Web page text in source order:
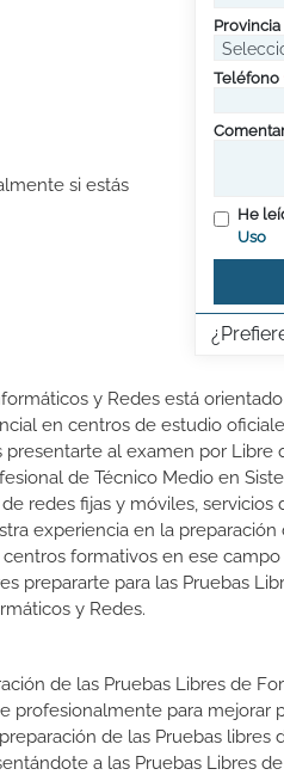
si estás
Provincia
Teléfono
He
Uso
y Redes está
en centros de estudio
presentarte al examen por
de Técnico Medio en
redes fijas y móviles,
experiencia en la
formativos en ese
prepararte para las Pruebas
y Redes.
de las Pruebas Libres de
profesionalmente para mejorar
de las Pruebas
a las Pruebas Libres